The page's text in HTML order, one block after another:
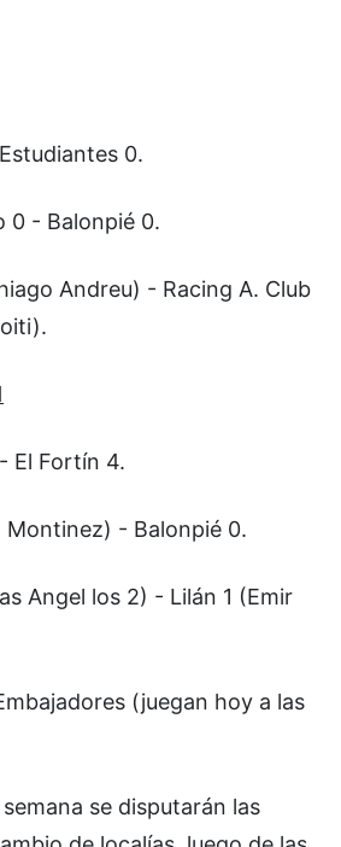
0.
0 - Balonpié 0.
Andreu) - Racing A. Club
El Fortín 4.
Montinez) - Balonpié 0.
Angel los 2) - Lilán 1 (Emir
(juegan hoy a las
se disputarán las